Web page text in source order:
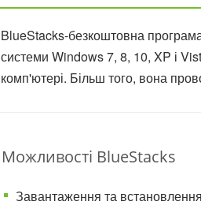
BlueStacks-безкоштовна
системи Windows 7, 8, 10, XP і
комп'ютері. Більш того, вона
Можливості BlueStacks
Завантаження та